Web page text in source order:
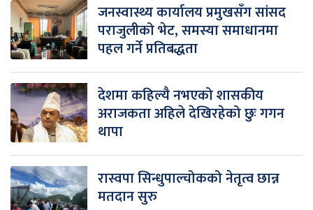
जनस्वास्थ्य कार्यालय प्रमुखसँग सांसद
पराजुलीको भेट, समस्या समाधानमा
पहल गर्ने प्रतिबद्धता
देशमा कहिल्यै नभएको शासकीय
अराजकता अहिले देखिरहेको छुः गगन
थापा
रास्वपा सिन्धुपाल्चोकको नेतृत्व छान्न
मतदान सुरु